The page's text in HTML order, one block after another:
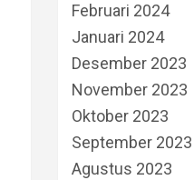
Februari 2024
Januari 2024
Desember 2023
November 2023
Oktober 2023
September 2023
Agustus 2023